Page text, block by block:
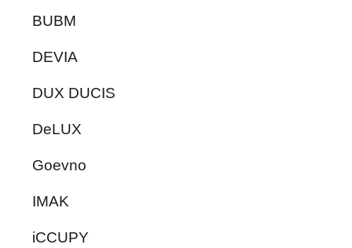
BUBM
DEVIA
DUX DUCIS
DeLUX
Goevno
IMAK
iCCUPY